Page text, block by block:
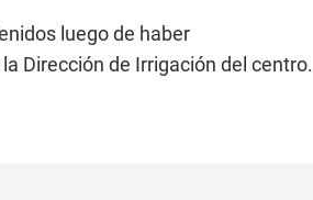
luego de haber
Dirección de Irrigación del centro.